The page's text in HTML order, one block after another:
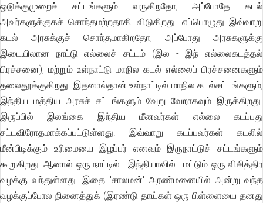
ஒடுக்குமுறைச் சட்டங்களும் வருகிறதோ, அப்போதே கடல்
அவர்களுக்குகச் சொந்தமற்றதாகி விடுகிறது. எப்பொழுது இவ்வாறு
கடல் அரசுக்குச் சொந்தமாகிறதோ, அப்போது அரசுகளுக்கு
இடையிலான நாட்டு எல்லைச் சட்டம் (இல - இந் எல்லைகடத்தல்
பிரச்சனை), மற்றும் உள்நாட்டு மாநில கடல் எல்லைப் பிரச்சனைகளும்
தலைதூக்குகிறது. இதனால்தான் உள்நாட்டில் மாநில கடல்சட்டங்களும்,
இந்திய மத்திய அரசுச் சட்டங்களும் வேறு வேறாகவும் இருக்கிறது.
இருப்பில் இலங்கை இந்திய மீனவர்கள் எல்லை கடப்பது
சட்டவிரோதமாக்கப்பட்டுள்ளது. இவ்வாறு கடப்பவர்கள் கடலில்
மீன்பிடிக்கும் உரிமையை இழப்பர் எனவும் இருநாட்டுச் சட்டங்களும்
கூறுகிறது. ஆனால் ஒரு நாட்டில் - இந்தியாவில் - மட்டும் ஒரு விசித்திர
வழக்கு வந்துள்ளது. இதை 'சாலமன்' அரண்மனையில் அன்று வந்த
வழக்குப்போல நினைத்துக் (இரண்டு தாய்கள் ஒரு பிள்ளையை தனது